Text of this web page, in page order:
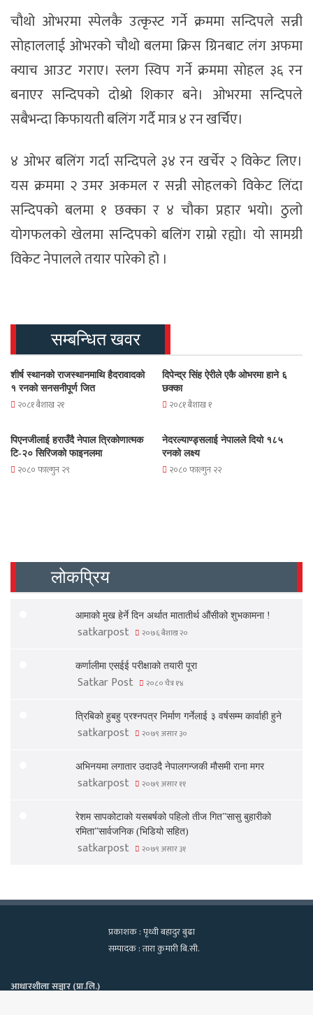
चौथो ओभरमा स्पेलकै उत्कृस्ट गर्ने क्रममा सन्दिपले सन्नी
सोहाललाई ओभरको चौथो बलमा क्रिस ग्रिनबाट लंग अफमा
क्याच आउट गराए। स्लग स्विप गर्ने क्रममा सोहल ३६ रन
बनाएर सन्दिपको दोश्रो शिकार बने। ओभरमा सन्दिपले
सबैभन्दा किफायती बलिंग गर्दै मात्र ४ रन खर्चिए।
४ ओभर बलिंग गर्दा सन्दिपले ३४ रन खर्चेर २ विकेट लिए।
यस क्रममा २ उमर अकमल र सन्नी सोहलको विकेट लिंदा
सन्दिपको बलमा १ छक्का र ४ चौका प्रहार भयो। ठुलो
योगफलको खेलमा सन्दिपको बलिंग राम्रो रह्यो। यो सामग्री
विकेट नेपालले तयार पारेको हो ।
सम्बन्धित खवर
शीर्ष स्थानको राजस्थानमाथि हैदरावादको
१ रनको सनसनीपूर्ण जित
२०८१ बैशाख २१
दिपेन्द्र सिंह ऐरीले एकै ओभरमा हाने ६
छक्का
२०८१ बैशाख १
पिएनजीलाई हराउँदै नेपाल त्रिकोणात्मक
टि-२० सिरिजको फाइनलमा
२०८० फाल्गुन २९
नेदरल्याण्ड्सलाई नेपालले दियो १८५
रनको लक्ष्य
२०८० फाल्गुन २२
लोकप्रिय
आमाको मुख हेर्ने दिन अर्थात मातातीर्थ औंसीको शुभकामना !
satkarpost २०७६ बैशाख २०
कर्णालीमा एसईई परीक्षाको तयारी पूरा
Satkar Post २०८० चैत्र १४
त्रिबिको हुबहु प्रश्नपत्र निर्माण गर्नेलाई ३ वर्षसम्म कार्वाही हुने
satkarpost २०७९ असार ३०
अभिनयमा लगातार उदाउदै नेपालगन्जकी मौसमी राना मगर
satkarpost २०७९ असार ११
रेशम सापकोटाको यसबर्षको पहिलो तीज गित”सासु बुहारीको
रमिता”सार्वजनिक (भिडियो सहित)
satkarpost २०७९ असार ३१
प्रकाशक : पृथ्वी बहादुर बुढा
सम्पादक : तारा कुमारी बि.सी.
आधारशीला सञ्चार (प्रा.लि.)